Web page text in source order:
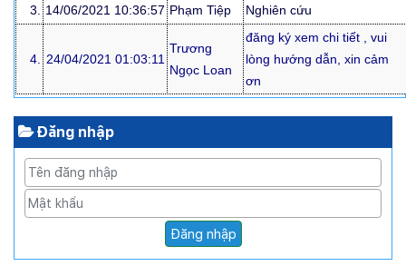
3. 14/06/2021 10:36:57 Phạm Tiệp Nghiên cứu
4. 24/04/2021 01:03:11
Trương
Ngọc Loan
đăng ký xem chi tiết , vui
lòng hướng dẫn, xin cảm
ơn
Đăng nhập
Đăng nhập